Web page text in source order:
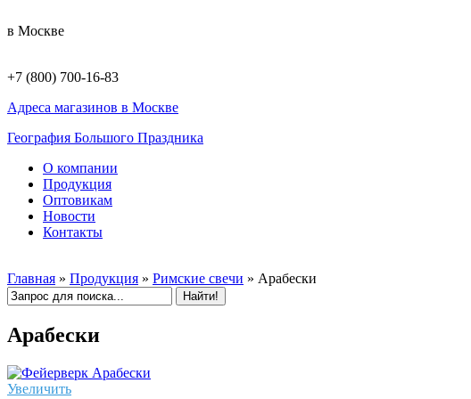
в Москве
+7 (800) 700-16-83
Адреса магазинов в Москве
География Большого Праздника
О компании
Продукция
Оптовикам
Новости
Контакты
Главная » Продукция » Римские свечи » Арабески
Арабески
Увеличить